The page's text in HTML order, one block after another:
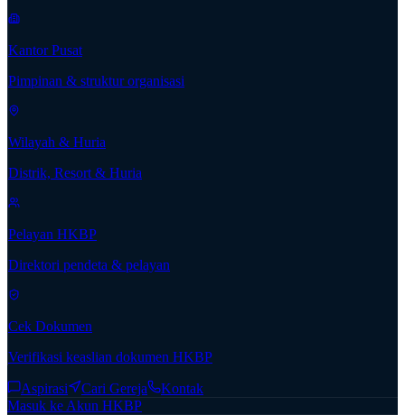
Kantor Pusat
Pimpinan & struktur organisasi
Wilayah & Huria
Distrik, Resort & Huria
Pelayan HKBP
Direktori pendeta & pelayan
Cek Dokumen
Verifikasi keaslian dokumen HKBP
Aspirasi Cari Gereja
Kontak
Masuk ke Akun HKBP